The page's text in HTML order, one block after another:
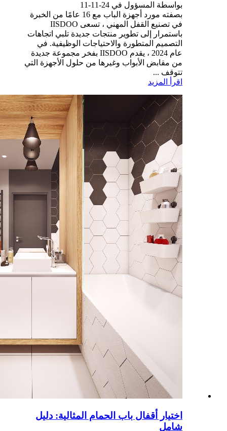
بواسطة المسؤول في 24-11-11
بصفته مورد أجهزة الباب مع 16 عامًا من الخبرة
في تصنيع القفل المهني ، تسعى IISDOO
باستمرار إلى تطوير منتجات جديدة تلبي اتجاهات
التصميم المتطورة والاحتياجات الوظيفية. في
عام 2024 ، يقدم IISDOO بفخر مجموعة جديدة
من مقابض الأبواب وغيرها من حلول الأجهزة التي
تتوقف ...
اقرأ المزيد
اختيار أقفال باب الحمام المثالية: دليل
شامل